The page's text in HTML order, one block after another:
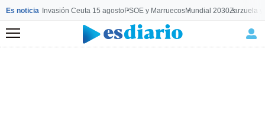
Es noticia Invasión Ceuta 15 agostoPSOE y MarruecosMundial 2030Zarzuela
Menú